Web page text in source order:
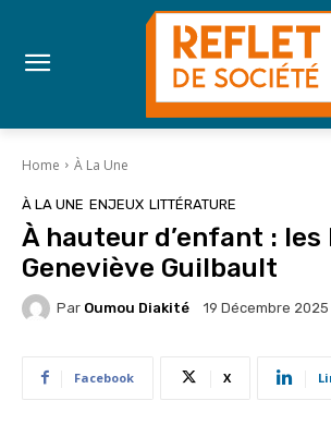
Home À La Une
À LA UNE ENJEUX LITTÉRATURE
À hauteur d’enfant : les
Geneviève Guilbault
Par Oumou Diakité 19 Décembre 2025
Facebook X